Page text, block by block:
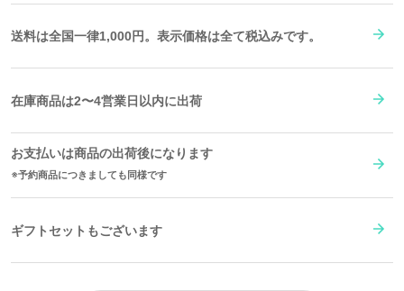
送料は全国一律1,000円。表示価格は全て税込みです。
在庫商品は2〜4営業日以内に出荷
お支払いは商品の出荷後になります
予約商品につきましても同様です
ギフトセットもございます